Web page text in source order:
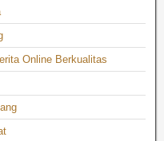
Online Berkualitas